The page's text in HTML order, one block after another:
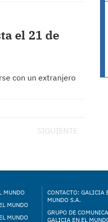
el 21 de
con un extranjero
SIGUIENTE
MUNDO
MUNDO
MUNDO
CONTACTO: GALICIA
MUNDO S.A.
GRUPO DE
GALICIA EN EL